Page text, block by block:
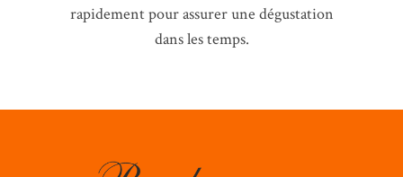
rapidement pour assurer une dégustation
dans les temps.